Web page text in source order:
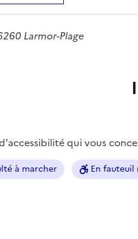
Larmor-Plage
qui vous
à marcher En